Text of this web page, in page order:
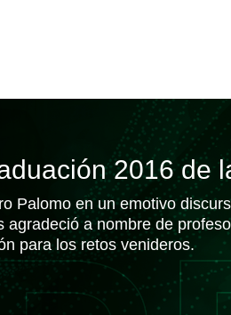
2016 de
Palomo en un emotivo
agradeció a nombre de
para los retos venideros.